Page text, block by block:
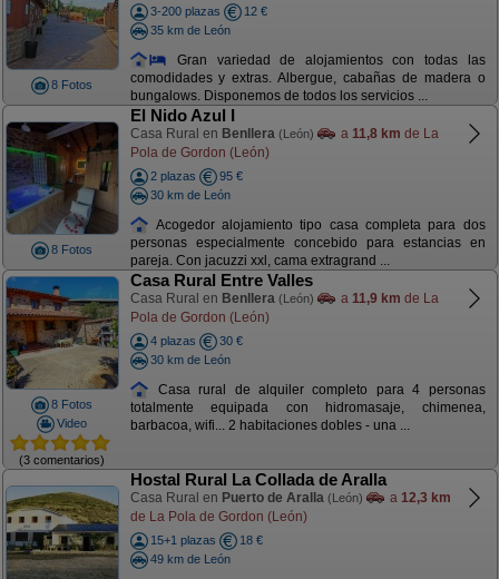
8 Fotos
3-200 plazas
12 €
35 km de León
Gran variedad de alojamientos con todas las
comodidades y extras. Albergue, cabañas de madera o
bungalows. Disponemos de todos los servicios ...
8 Fotos
El Nido Azul I
Casa Rural en Benllera (León) a 11,8 km de La
Pola de Gordon (León)
2 plazas
95 €
30 km de León
Acogedor alojamiento tipo casa completa para dos
personas especialmente concebido para estancias en
pareja. Con jacuzzi xxl, cama extragrand ...
8 Fotos
Video
(3 comentarios)
Casa Rural Entre Valles
Casa Rural en Benllera (León) a 11,9 km de La
Pola de Gordon (León)
4 plazas
30 €
30 km de León
Casa rural de alquiler completo para 4 personas
totalmente equipada con hidromasaje, chimenea,
barbacoa, wifi... 2 habitaciones dobles - una ...
Hostal Rural La Collada de Aralla
Casa Rural en Puerto de Aralla (León) a 12,3 km
de La Pola de Gordon (León)
15+1 plazas
18 €
49 km de León